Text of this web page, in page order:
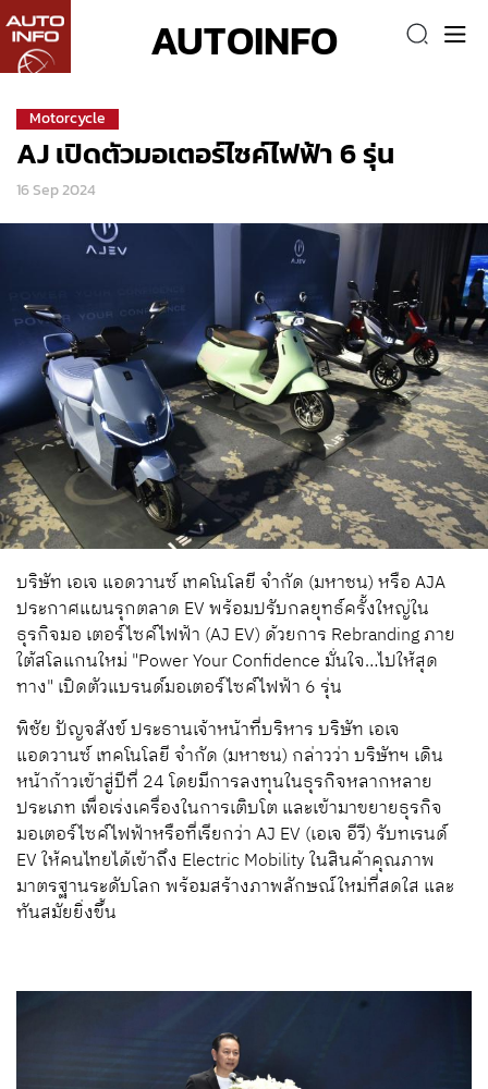
AUTOINFO
Motorcycle
AJ เปิดตัวมอเตอร์ไซค์ไฟฟ้า 6 รุ่น
16 Sep 2024
บริษัท เอเจ แอดวานซ์ เทคโนโลยี จำกัด (มหาชน) หรือ AJA
ประกาศแผนรุกตลาด EV พร้อมปรับกลยุทธ์ครั้งใหญ่ใน
ธุรกิจมอ เตอร์ไซค์ไฟฟ้า (AJ EV) ด้วยการ Rebranding ภาย
ใต้สโลแกนใหม่ "Power Your Confidence มั่นใจ…ไปให้สุด
ทาง" เปิดตัวแบรนด์มอเตอร์ไซค์ไฟฟ้า 6 รุ่น
พิชัย ปัญจสังข์ประธานเจ้าหน้าที่บริหารบริษัท เอเจ
แอดวานซ์เทคโนโลยีจำกัด (มหาชน) กล่าวว่าบริษัทฯ เดิน
หน้าก้าวเข้าสู่ปีที่ 24โดยมีการลงทุนในธุรกิจหลากหลาย
ประเภท เพื่อเร่งเครื่องในการเติบโต และเข้ามาขยายธุรกิจ
มอเตอร์ไซค์ไฟฟ้าหรือที่เรียกว่าAJ EV (เอเจ อีวี) รับทเรนด์
EVให้คนไทยได้เข้าถึง Electric Mobilityในสินค้าคุณภาพ
มาตรฐานระดับโลก พร้อมสร้างภาพลักษณ์ใหม่ที่สดใส และ
ทันสมัยยิ่งขึ้น